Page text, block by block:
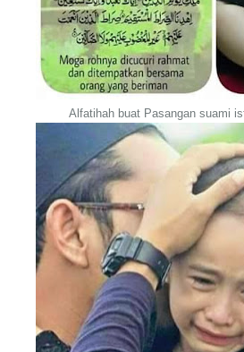
Alfatihah buat Pasangan suami